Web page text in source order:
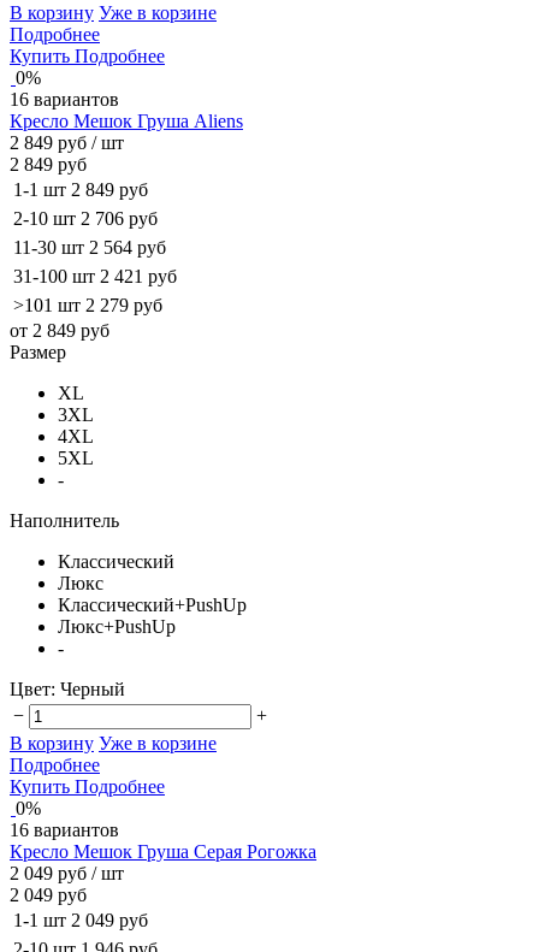
В корзину Уже в корзине
Подробнее
Купить Подробнее
0%
16 вариантов
Кресло Мешок Груша Aliens
2 849 руб / шт
2 849 руб
1-1 шт 2 849 руб
2-10 шт 2 706 руб
11-30 шт 2 564 руб
31-100 шт 2 421 руб
>101 шт 2 279 руб
от 2 849 руб
Размер
XL
3XL
4XL
5XL
-
Наполнитель
Классический
Люкс
Классический+PushUp
Люкс+PushUp
-
Цвет: Черный
−
+
В корзину Уже в корзине
Подробнее
Купить Подробнее
0%
16 вариантов
Кресло Мешок Груша Серая Рогожка
2 049 руб / шт
2 049 руб
1-1 шт 2 049 руб